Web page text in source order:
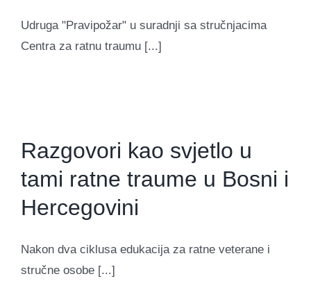
Udruga "Pravipožar" u suradnji sa stručnjacima
Centra za ratnu traumu [...]
Razgovori kao svjetlo u
tami ratne traume u Bosni i
Hercegovini
Nakon dva ciklusa edukacija za ratne veterane i
stručne osobe [...]